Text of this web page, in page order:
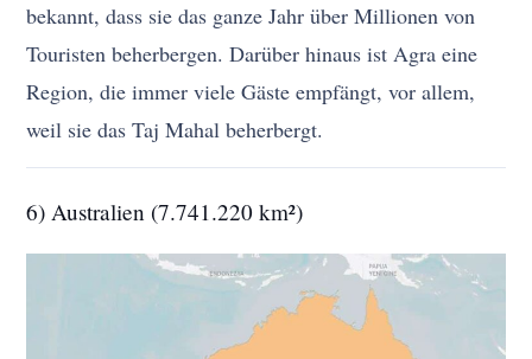
bekannt, dass sie das ganze Jahr über Millionen von
Touristen beherbergen. Darüber hinaus ist Agra eine
Region, die immer viele Gäste empfängt, vor allem,
weil sie das Taj Mahal beherbergt.
6) Australien (7.741.220 km²)